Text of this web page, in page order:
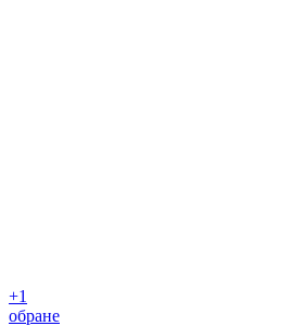
+1
обране